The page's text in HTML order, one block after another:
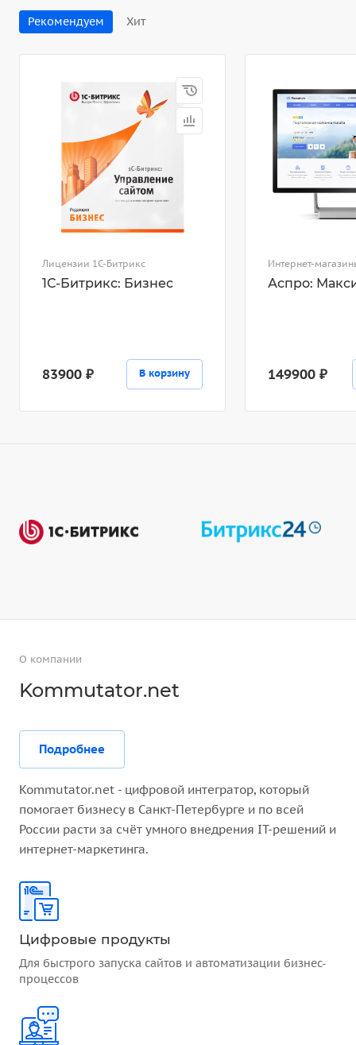
Рекомендуем Хит
Лицензии 1С-Битрикс
1С-Битрикс: Бизнес
83900 ₽ В корзину
Интернет-
Аспро:
149900 ₽
О компании
Kommutator.net
Подробнее
Kommutator.net - цифровой интегратор, который
помогает бизнесу в Санкт-Петербурге и по всей
России расти за счёт умного внедрения IT-решений и
интернет-маркетинга.
Цифровые продукты
Для быстрого запуска сайтов и автоматизации бизнес-
процессов